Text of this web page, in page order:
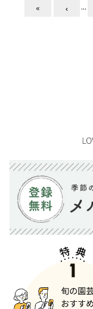
« ...